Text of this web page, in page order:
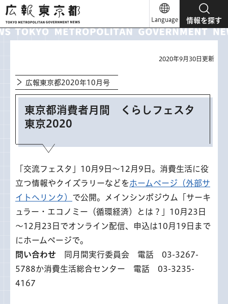
広報東京都
Language 情報を探す
2020年9月30日更新
広報東京都2020年10月号
東京都消費者月間 くらしフェスタ
東京2020
「交流フェスタ」10月9日～12月9日。消費生活に役
立つ情報やクイズラリーなどをホームページ（外部サ
イトへリンク） で公開。メインシンポジウム「サーキ
ュラー・エコノミー（循環経済）とは？」10月23日
～12月23日でオンライン配信、申込は10月19日まで
にホームページで。
問い合わせ 同月間実行委員会 電話 03-3267-
5788か消費生活総合センター 電話 03-3235-
4167